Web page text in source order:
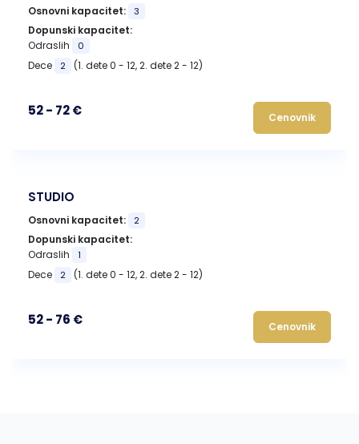
Osnovni kapacitet: 3
Dopunski kapacitet:
Odraslih
0
Dece 2 (1. dete 0 - 12, 2. dete 2 - 12)
52 - 72 € Cenovnik
STUDIO
Osnovni kapacitet: 2
Dopunski kapacitet:
Odraslih
1
Dece 2 (1. dete 0 - 12, 2. dete 2 - 12)
52 - 76 € Cenovnik